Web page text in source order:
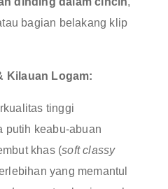
bagian belakang klip
Kilauan Logam:
tinggi
putih keabu-abuan
khas (soft classy
yang memantul